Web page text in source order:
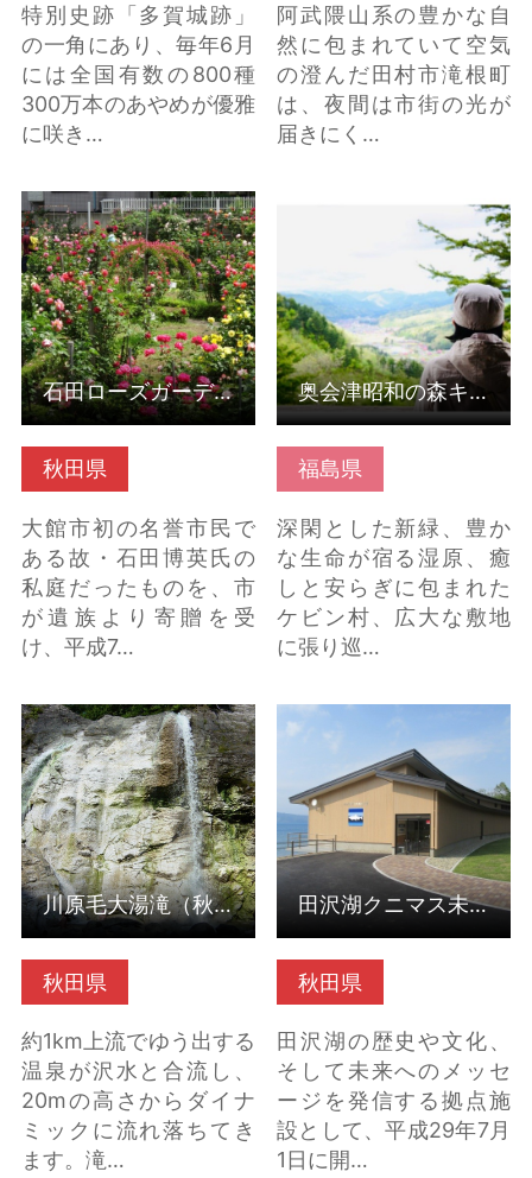
特別史跡「多賀城跡」
の一角にあり、毎年6月
には全国有数の800種
300万本のあやめが優雅
に咲き…
阿武隈山系の豊かな自
然に包まれていて空気
の澄んだ田村市滝根町
は、夜間は市街の光が
届きにく…
秋田県
大館市初の名誉市民で
ある故・石田博英氏の
私庭だったものを、市
が遺族より寄贈を受
け、平成7…
石田ローズガーデン
（秋田県大館市） の詳
細はこちら
石田ローズガーデン（秋田県大館市）
福島県
深閑とした新緑、豊か
な生命が宿る湿原、癒
しと安らぎに包まれた
ケビン村、広大な敷地
に張り巡…
奥会津昭和の森キャン
プ場 の詳細はこちら
奥会津昭和の森キャンプ場
秋田県
約1km上流でゆう出する
温泉が沢水と合流し、
20mの高さからダイナ
ミックに流れ落ちてき
ます。滝…
川原毛大湯滝（秋田県
湯沢市） の詳細はこち
ら
川原毛大湯滝（秋田県湯沢市）
秋田県
田沢湖の歴史や文化、
そして未来へのメッセ
ージを発信する拠点施
設として、平成29年7月
1日に開…
田沢湖クニマス未来館
（秋田県仙北市） の詳
細はこちら
田沢湖クニマス未来館（秋田県仙北市）